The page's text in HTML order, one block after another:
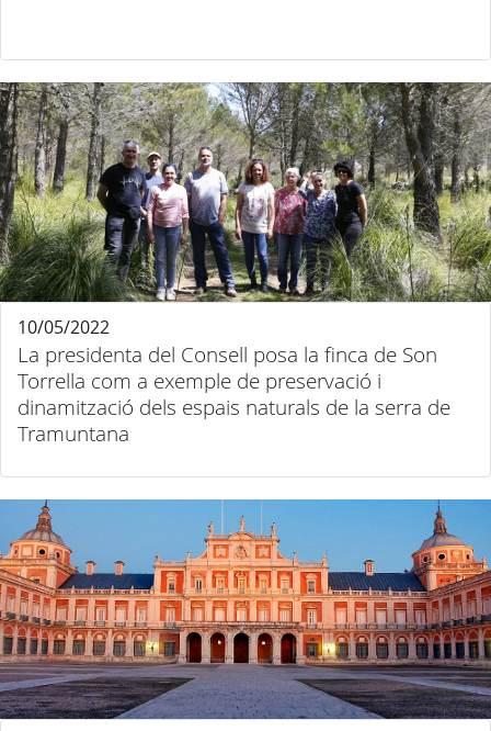
La presidenta del Consell posa la finca de Son
Torrella com a exemple de preservació i
dinamització dels espais naturals de la serra de
Tramuntana
10/05/2022